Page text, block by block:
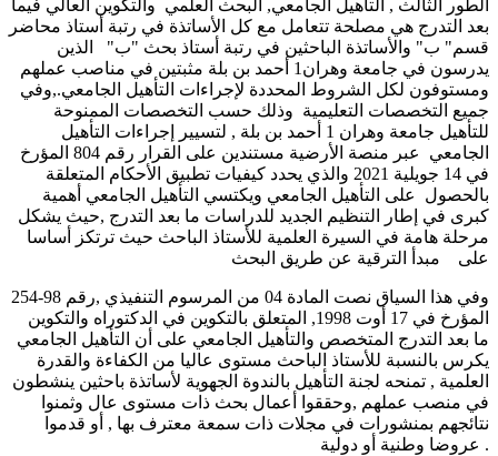
الطور الثالث , التأهيل الجامعي, البحث العلمي والتكوين العالي فيما
بعد التدرج هي مصلحة تتعامل مع كل الأساتذة في رتبة أستاذ محاضر
قسم" ب" والأساتذة الباحثين في رتبة أستاذ بحث "ب" الذين
يدرسون في جامعة وهران1 أحمد بن بلة مثبتين في مناصب عملهم
ومستوفون لكل الشروط المحددة لإجراءات التأهيل الجامعي.,وفي
جميع التخصصات التعليمية وذلك حسب التخصصات الممنوحة
للتأهيل جامعة وهران 1 أحمد بن بلة , لتسيير إجراءات التأهيل
الجامعي عبر منصة الأرضية مستندين على القرار رقم 804 المؤرخ
في 14 جويلية 2021 والذي يحدد كيفيات تطبيق الأحكام المتعلقة
بالحصول على التأهيل الجامعي ويكتسي التأهيل الجامعي أهمية
كبرى في إطار التنظيم الجديد للدراسات ما بعد التدرج ,حيث يشكل
مرحلة هامة في السيرة العلمية للأستاذ الباحث حيث ترتكز أساسا
على مبدأ الترقية عن طريق البحث
وفي هذا السياق نصت المادة 04 من المرسوم التنفيذي ,رقم 98-254
المؤرخ في 17 أوت 1998, المتعلق بالتكوين في الدكتوراه والتكوين
ما بعد التدرج المتخصص والتأهيل الجامعي على أن التأهيل الجامعي
يكرس بالنسبة للأستاذ الباحث مستوى عاليا من الكفاءة والقدرة
العلمية , تمنحه لجنة التأهيل بالندوة الجهوية لأساتذة باحثين ينشطون
في منصب عملهم ,وحققوا أعمال بحث ذات مستوى عال وثمنوا
نتائجهم بمنشورات في مجلات ذات سمعة معترف بها , أو قدموا
عروضا وطنية أو دولية .